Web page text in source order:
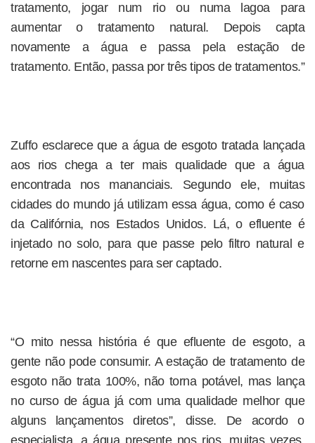
tratamento, jogar num rio ou numa lagoa para
aumentar o tratamento natural. Depois capta
novamente a água e passa pela estação de
tratamento. Então, passa por três tipos de tratamentos.”
Zuffo esclarece que a água de esgoto tratada lançada
aos rios chega a ter mais qualidade que a água
encontrada nos mananciais. Segundo ele, muitas
cidades do mundo já utilizam essa água, como é caso
da Califórnia, nos Estados Unidos. Lá, o efluente é
injetado no solo, para que passe pelo filtro natural e
retorne em nascentes para ser captado.
“O mito nessa história é que efluente de esgoto, a
gente não pode consumir. A estação de tratamento de
esgoto não trata 100%, não torna potável, mas lança
no curso de água já com uma qualidade melhor que
alguns lançamentos diretos”, disse. De acordo o
especialista, a água presente nos rios, muitas vezes,